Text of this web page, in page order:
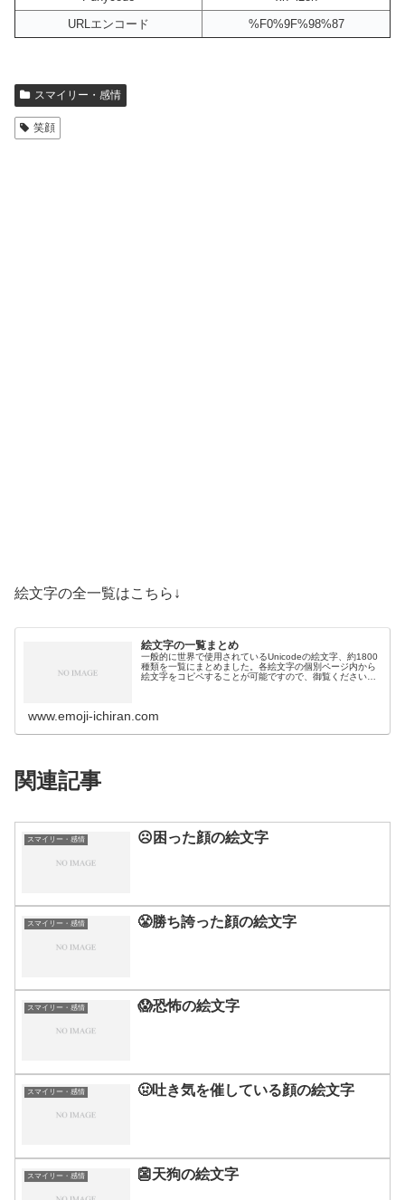
URLエンコード
%F0%9F%98%87
スマイリー・感情
笑顔
絵文字の全一覧はこちら↓
絵文字の一覧まとめ
一般的に世界で使用されているUnicodeの絵文字、約1800
種類を一覧にまとめました。各絵文字の個別ページ内から
絵文字をコピペすることが可能ですので、御覧ください。
www.emoji-ichiran.com
関連記事
スマイリー・感情 ☹️困った顔の絵文字
スマイリー・感情 😤勝ち誇った顔の絵文字
スマイリー・感情 😱恐怖の絵文字
スマイリー・感情 🤢吐き気を催している顔の絵文字
スマイリー・感情 👺天狗の絵文字